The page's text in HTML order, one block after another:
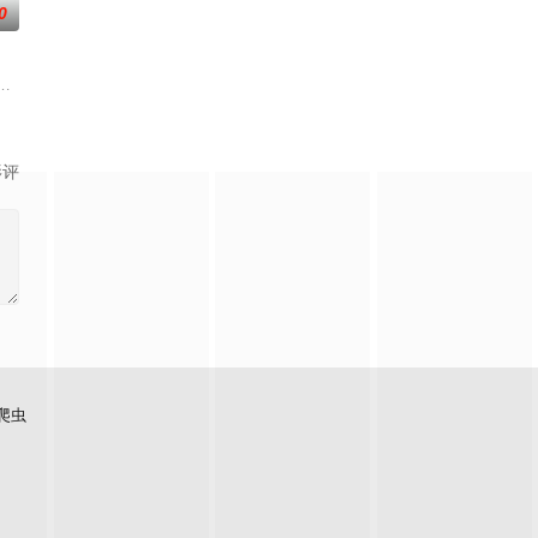
的作家志愿者耶的粉丝sean咖啡厅工作,抽空写文章。偶然自己的粉丝sean
虫